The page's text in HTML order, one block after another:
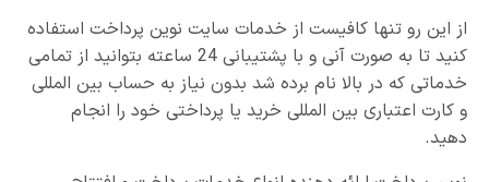
از این رو تنها کافیست از خدمات سایت نوین پرداخت استفاده
کنید تا به صورت آنی و با پشتیبانی 24 ساعته بتوانید از تمامی
خدماتی که در بالا نام برده شد بدون نیاز به حساب بین المللی
و کارت اعتباری بین المللی خرید یا پرداختی خود را انجام
دهید.